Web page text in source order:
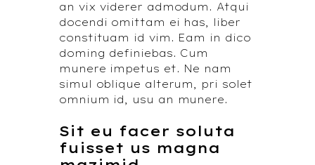
an vix viderer admodum. Atqui
docendi omittam ei has, liber
constituam id vim. Eam in dico
doming definiebas. Cum
munere impetus et. Ne nam
simul oblique alterum, pri solet
omnium id, usu an munere.
Sit eu facer soluta
fuisset us magna